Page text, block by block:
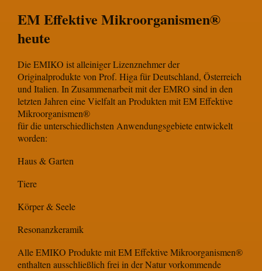
EM Effektive Mikroorganismen®
heute
Die EMIKO ist alleiniger Lizenznehmer der
Originalprodukte von Prof. Higa für Deutschland, Österreich
und Italien. In Zusammenarbeit mit der EMRO sind in den
letzten Jahren eine Vielfalt an Produkten mit EM Effektive
Mikroorganismen®
für die unterschiedlichsten Anwendungsgebiete entwickelt
worden:
Haus & Garten
Tiere
Körper & Seele
Resonanzkeramik
Alle EMIKO Produkte mit EM Effektive Mikroorganismen®
enthalten ausschließlich frei in der Natur vorkommende